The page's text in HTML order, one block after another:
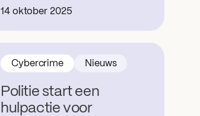
14 oktober 2025
Politie start een
hulpactie voor
Cybercrime Nieuws